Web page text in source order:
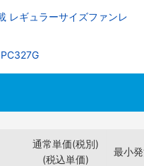
レギュラーサイズファンレ
通常単価(税別)
(税込単価)
最小